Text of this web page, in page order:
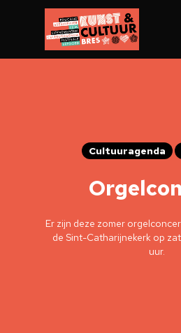
Cultuuragenda
Er zijn deze zomer
de Sint-Catharijnekerk op
uur.